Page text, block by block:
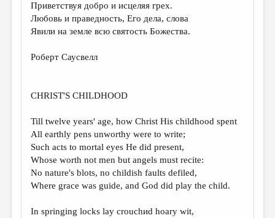
ОБЗОР ЛИТЕРАТУРЫ
СТРАНИЦЫ ПАМЯТИ
ОБЪЯВЛЕНИЯ
РЕДКОЛЛЕГИЯ
ОТ РЕДАКЦИИ
МАЛАЯ ПРОЗА
ЭССЕИСТИКА
ЛИТЕРАТУРОВЕДЕНИЕ
Приветствуя добро и исцеляя грех.
Любовь и праведность, Его дела, слова
Явили на земле всю святость Божества.
Роберт Саусвелл
CHRIST'S CHILDHOOD
Till twelve years' age, how Christ His childhood spent
All earthly pens unworthy were to write;
Such acts to mortal eyes He did present,
Whose worth not men but angels must recite:
No nature's blots, no childish faults defiled,
Where grace was guide, and God did play the child.
In springing locks lay crouchиd hoary wit,